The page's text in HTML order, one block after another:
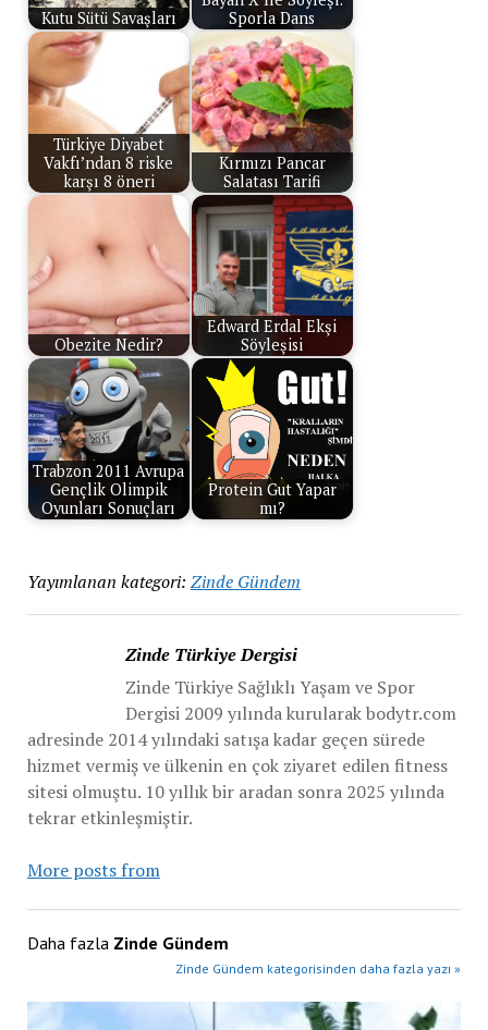
Kutu Sütü Savaşları
Sporla Dans
Türkiye Diyabet
Vakfı’ndan 8 riske
karşı 8 öneri
Kırmızı Pancar
Salatası Tarifi
Obezite Nedir?
Edward Erdal Ekşi
Söyleşisi
Trabzon 2011 Avrupa
Gençlik Olimpik
Oyunları Sonuçları
Protein Gut Yapar
mı?
Yayımlanan kategori: Zinde Gündem
Zinde Türkiye Dergisi
Zinde Türkiye Sağlıklı Yaşam ve Spor
Dergisi 2009 yılında kurularak bodytr.com
adresinde 2014 yılındaki satışa kadar geçen sürede
hizmet vermiş ve ülkenin en çok ziyaret edilen fitness
sitesi olmuştu. 10 yıllık bir aradan sonra 2025 yılında
tekrar etkinleşmiştir.
More posts from
Daha fazla Zinde Gündem
Zinde Gündem kategorisinden daha fazla yazı »